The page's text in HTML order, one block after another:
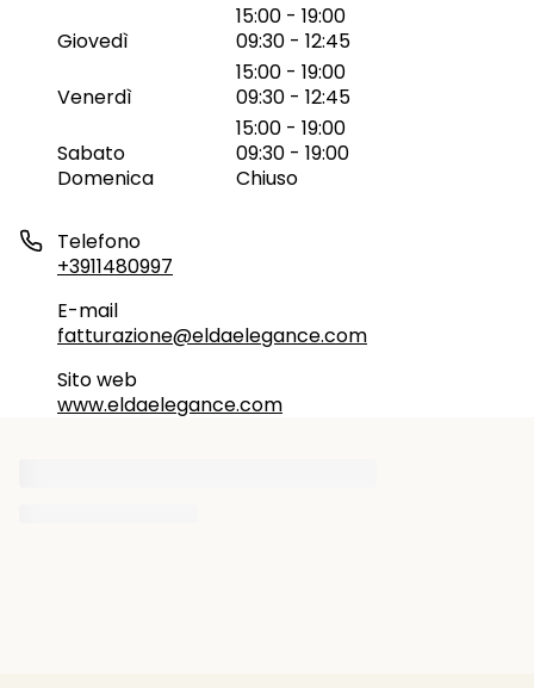
15:00 - 19:00
Giovedì
09:30 - 12:45
15:00 - 19:00
Venerdì
09:30 - 12:45
15:00 - 19:00
Sabato
09:30 - 19:00
Domenica
Chiuso
Telefono
+3911480997
E-mail
fatturazione@eldaelegance.com
Sito web
www.eldaelegance.com